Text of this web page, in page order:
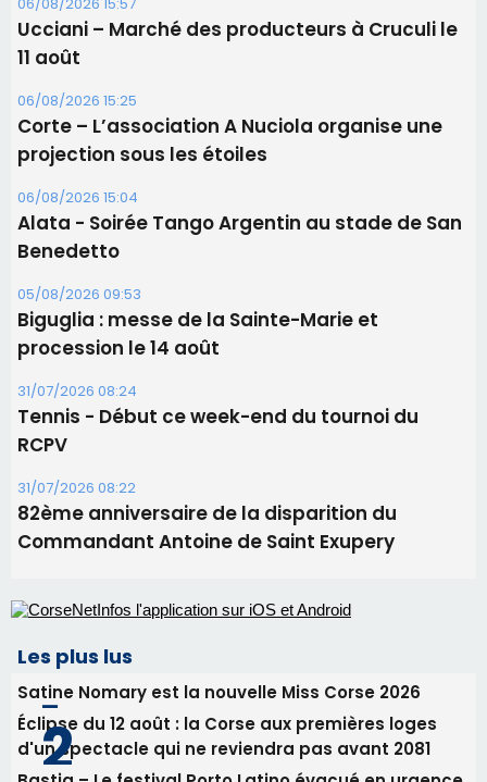
Les brèves
06/08/2026 15:57
Ucciani – Marché des producteurs à Cruculi le
11 août
06/08/2026 15:25
Corte – L’association A Nuciola organise une
projection sous les étoiles
06/08/2026 15:04
Alata - Soirée Tango Argentin au stade de San
Benedetto
05/08/2026 09:53
procession le 14 août
31/07/2026 08:24
Tennis - Début ce week-end du tournoi du
RCPV
31/07/2026 08:22
82ème anniversaire de la disparition du